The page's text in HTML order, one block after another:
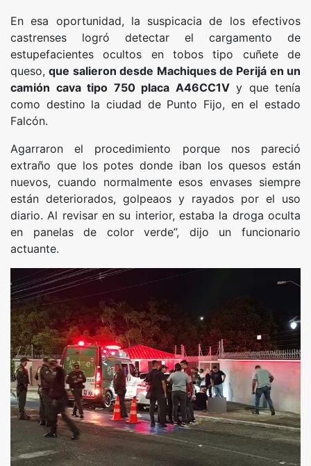
En esa oportunidad, la suspicacia de los efectivos
castrenses logró detectar el cargamento de
estupefacientes ocultos en tobos tipo cuñete de
queso,que salieron desde Machiques de Perijá en un
camión cava tipo 750 placa A46CC1Vy que tenía
como destino la ciudad de Punto Fijo, en el estado
Falcón.
Agarraron el procedimiento porque nos pareció
extraño que los potes donde iban los quesos están
nuevos, cuando normalmente esos envases siempre
están deteriorados, golpeaos y rayados por el uso
diario. Al revisar en su interior, estaba la droga oculta
en panelas de color verde”, dijo un funcionario
actuante.